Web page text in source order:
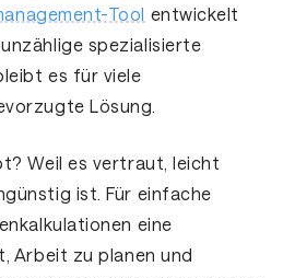
Tool entwickelt
spezialisierte
es für viele
Lösung.
Weil es vertraut, leicht
ist. Für einfache
eine
Arbeit zu planen und